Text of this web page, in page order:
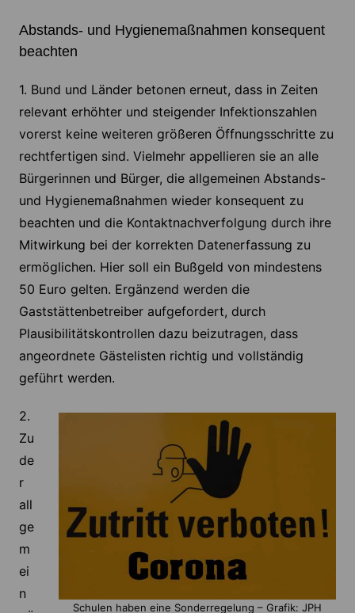
Abstands- und Hygienemaßnahmen konsequent
beachten
1. Bund und Länder betonen erneut, dass in Zeiten
relevant erhöhter und steigender Infektionszahlen
vorerst keine weiteren größeren Öffnungsschritte zu
rechtfertigen sind. Vielmehr appellieren sie an alle
Bürgerinnen und Bürger, die allgemeinen Abstands-
und Hygienemaßnahmen wieder konsequent zu
beachten und die Kontaktnachverfolgung durch ihre
Mitwirkung bei der korrekten Datenerfassung zu
ermöglichen. Hier soll ein Bußgeld von mindestens
50 Euro gelten. Ergänzend werden die
Gaststättenbetreiber aufgefordert, durch
Plausibilitätskontrollen dazu beizutragen, dass
angeordnete Gästelisten richtig und vollständig
geführt werden.
Schulen haben eine Sonderregelung – Grafik: JPH
2.
Zu
de
r
all
ge
m
ei
n